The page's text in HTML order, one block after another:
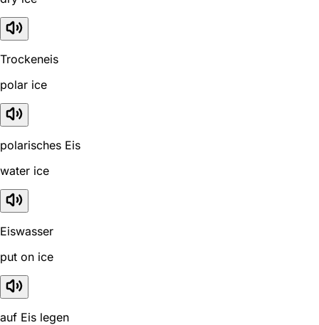
Trockeneis
polar ice
polarisches Eis
water ice
Eiswasser
put on ice
auf Eis legen